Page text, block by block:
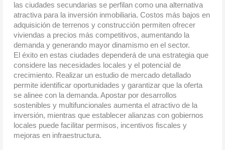
las ciudades secundarias se perfilan como una alternativa
atractiva para la inversión inmobiliaria. Costos más bajos en
adquisición de terrenos y construcción permiten ofrecer
viviendas a precios más competitivos, aumentando la
demanda y generando mayor dinamismo en el sector.
El éxito en estas ciudades dependerá de una estrategia que
considere las necesidades locales y el potencial de
crecimiento. Realizar un estudio de mercado detallado
permite identificar oportunidades y garantizar que la oferta
se alinee con la demanda. Apostar por desarrollos
sostenibles y multifuncionales aumenta el atractivo de la
inversión, mientras que establecer alianzas con gobiernos
locales puede facilitar permisos, incentivos fiscales y
mejoras en infraestructura.